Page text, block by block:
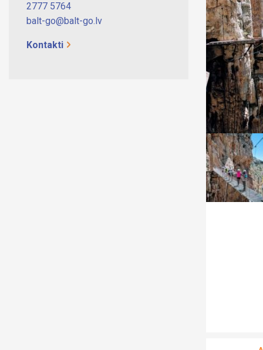
2777 5764
balt-go@balt-go.lv
Kontakti